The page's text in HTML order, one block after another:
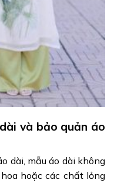
và bảo quản áo
dài, mẫu áo dài không
hoặc các chất lỏng